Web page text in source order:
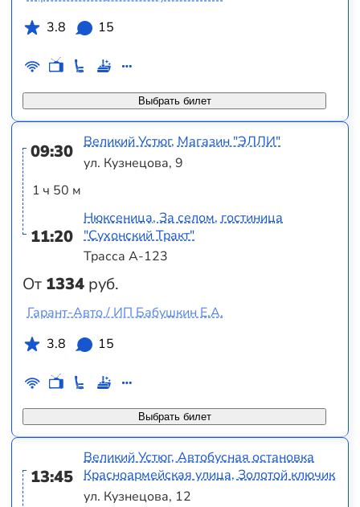
Выбрать билет
3.8
15
09:30
1 ч 50 м
11:20
От 1334 руб.
Великий Устюг, Магазин "ЭЛЛИ"
ул. Кузнецова, 9
Нюксеница, За селом, гостиница
"Сухонский Тракт"
Трасса А-123
Выбрать билет
Гарант-Авто / ИП Бабушкин Е.А.
3.8
15
13:45
Великий Устюг, Автобусная остановка
Красноармейская улица, Золотой ключик
ул. Кузнецова, 12